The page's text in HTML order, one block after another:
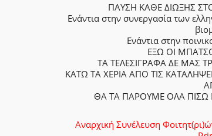
ΠΑΥΣΗ ΚΑΘΕ ΔΙΩΞΗΣ
Ενάντια στην συνεργασία των
Ενάντια στην
ΕΞΩ ΟΙ
ΤΑ ΤΕΛΕΣΙΓΡΑΦΑ ΔΕ ΜΑΣ
ΚΑΤΩ ΤΑ ΧΕΡΙΑ ΑΠΟ ΤΙΣ
ΘΑ ΤΑ ΠΑΡΟΥΜΕ ΟΛΑ ΠΙΣΩ
Αναρχική Συνέλευση